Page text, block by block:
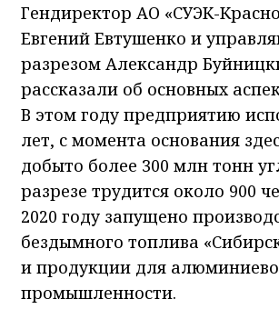
Гендиректор АО «СУЭК-
Евгений Евтушенко и
разрезом Александр
рассказали об основных
В этом году предприятию
лет, с момента основания
добыто более 300 млн тонн
разрезе трудится около 900
2020 году запущено
бездымного топлива
и продукции для
промышленности.